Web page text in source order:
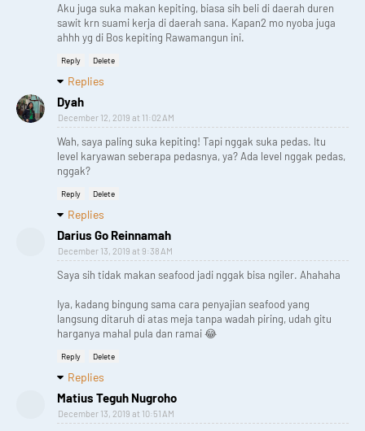
Aku juga suka makan kepiting, biasa sih beli di daerah duren
sawit krn suami kerja di daerah sana. Kapan2 mo nyoba juga
ahhh yg di Bos kepiting Rawamangun ini.
Reply Delete
Replies
Dyah
December 12, 2019 at 11:02 AM
Wah, saya paling suka kepiting! Tapi nggak suka pedas. Itu
level karyawan seberapa pedasnya, ya? Ada level nggak pedas,
nggak?
Reply Delete
Replies
Darius Go Reinnamah
December 13, 2019 at 9:38 AM
Saya sih tidak makan seafood jadi nggak bisa ngiler. Ahahaha
Iya, kadang bingung sama cara penyajian seafood yang
langsung ditaruh di atas meja tanpa wadah piring, udah gitu
harganya mahal pula dan ramai 😂
Reply Delete
Replies
Matius Teguh Nugroho
December 13, 2019 at 10:51 AM